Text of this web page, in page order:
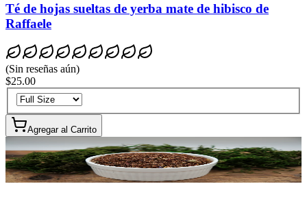
Té de hojas sueltas de yerba mate de hibisco de
Raffaele
(Sin reseñas aún)
$25.00
Agregar al Carrito